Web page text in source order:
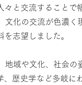
と交流することで
化の交流が色濃く
志望しました。
域や文化、社会の
歴史学など多岐に